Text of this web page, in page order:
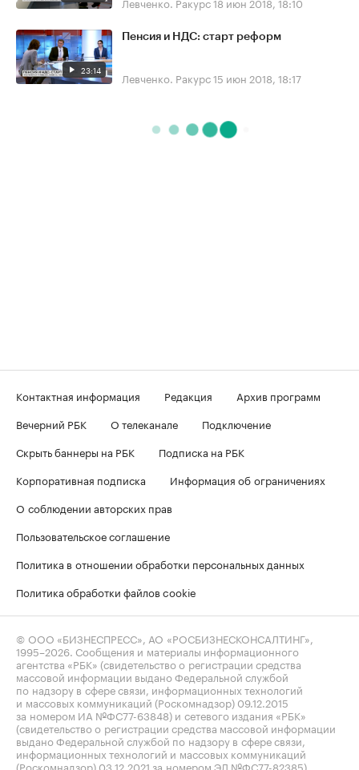
23:14
Пенсия и НДС: старт реформ
Левченко. Ракурс15 июн 2018, 18:17
Контактная информация Редакция
Архив программ
Вечерний РБК
О телеканале
Подключение
Скрыть баннеры на РБК
Подписка на РБК
Корпоративная подписка
Информация об ограничениях
О соблюдении авторских прав
Пользовательское соглашение
Политика в отношении обработки персональных данных
Политика обработки файлов cookie
© ООО «БИЗНЕСПРЕСС», АО «РОСБИЗНЕСКОНСАЛТИНГ»,
1995–2026 . Сообщения и материалы информационного
агентства «РБК» (свидетельство о регистрации средства
массовой информации выдано Федеральной службой
по надзору в сфере связи, информационных технологий
и массовых коммуникаций (Роскомнадзор) 09.12.2015
за номером ИА №ФС77-63848) и сетевого издания «РБК»
(свидетельство о регистрации средства массовой информации
выдано Федеральной службой по надзору в сфере связи,
информационных технологий и массовых коммуникаций
(Роскомнадзор) 03.12.2021 за номером ЭЛ №ФС77-82385)